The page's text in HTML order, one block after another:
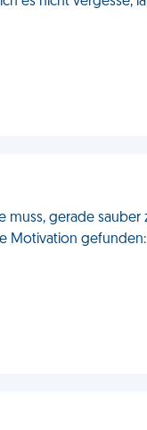
gerade sauber
gefunden: